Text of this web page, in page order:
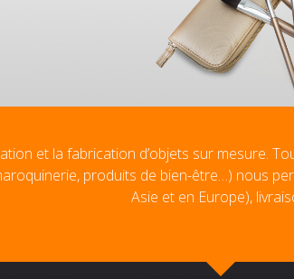
et la fabrication d’objets sur mesure.
produits de bien-être…) nous
Asie et en Europe),